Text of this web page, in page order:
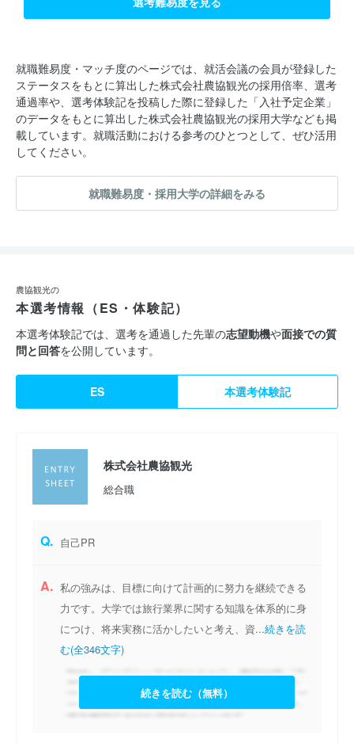
就職難易度・マッチ度のページでは、就活会議の会員が登録した
ステータスをもとに算出した株式会社農協観光の採用倍率、選考
通過率や、選考体験記を投稿した際に登録した「入社予定企業」
のデータをもとに算出した株式会社農協観光の採用大学なども掲
載しています。就職活動における参考のひとつとして、ぜひ活用
してください。
就職難易度・採用大学の詳細をみる
農協観光の
本選考情報（ES・体験記）
本選考体験記では、選考を通過した先輩の志望動機や面接での質
問と回答を公開しています。
ES 本選考体験記
株式会社農協観光
総合職
Q. 自己PR
A. 私の強みは、目標に向けて計画的に努力を継続できる
力です。大学では旅行業界に関する知識を体系的に身
につけ、将来実務に活かしたいと考え、資...続きを読
む(全346文字)
続きを読む（無料）